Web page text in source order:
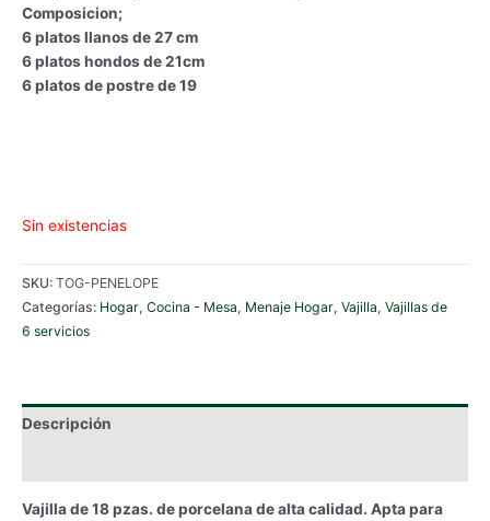
Composicion;
6 platos llanos de 27 cm
6 platos hondos de 21cm
6 platos de postre de 19
Sin existencias
SKU: TOG-PENELOPE
Categorías: Hogar, Cocina - Mesa, Menaje Hogar, Vajilla, Vajillas de
6 servicios
Descripción
Vajilla de 18 pzas. de porcelana de alta calidad. Apta para